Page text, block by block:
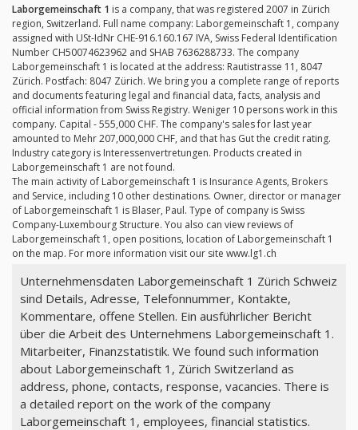
Laborgemeinschaft 1 is a company, that was registered 2007 in Zürich
region, Switzerland. Full name company: Laborgemeinschaft 1, company
assigned with USt-IdNr CHE-916.160.167 IVA, Swiss Federal Identification
Number CH50074623962 and SHAB 7636288733. The company
Laborgemeinschaft 1 is located at the address: Rautistrasse 11, 8047
Zürich. Postfach: 8047 Zürich. We bring you a complete range of reports
and documents featuring legal and financial data, facts, analysis and
official information from Swiss Registry. Weniger 10 persons work in this
company. Capital - 555,000 CHF. The company's sales for last year
amounted to Mehr 207,000,000 CHF, and that has Gut the credit rating.
Industry category is Interessenvertretungen. Products created in
Laborgemeinschaft 1 are not found.
The main activity of Laborgemeinschaft 1 is Insurance Agents, Brokers
and Service, including 10 other destinations. Owner, director or manager
of Laborgemeinschaft 1 is Blaser, Paul. Type of company is Swiss
Company-Luxembourg Structure. You also can view reviews of
Laborgemeinschaft 1, open positions, location of Laborgemeinschaft 1
on the map. For more information visit our site www.lg1.ch
Unternehmensdaten Laborgemeinschaft 1 Zürich Schweiz
sind Details, Adresse, Telefonnummer, Kontakte,
Kommentare, offene Stellen. Ein ausführlicher Bericht
über die Arbeit des Unternehmens Laborgemeinschaft 1.
Mitarbeiter, Finanzstatistik. We found such information
about Laborgemeinschaft 1, Zürich Switzerland as
address, phone, contacts, response, vacancies. There is
a detailed report on the work of the company
Laborgemeinschaft 1, employees, financial statistics.